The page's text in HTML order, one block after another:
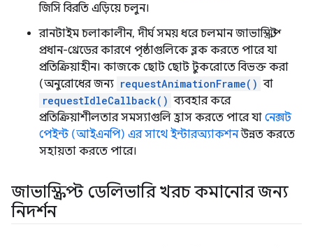
জিসি বিরতি এড়িয়ে চলুন।
রানটাইম চলাকালীন, দীর্ঘ সময় ধরে চলমান জাভাস্ক্রিপ্ট
প্রধান-থ্রেডের কারণে পৃষ্ঠাগুলিকে ব্লক করতে পারে যা
প্রতিক্রিয়াহীন। কাজকে ছোট ছোট টুকরোতে বিভক্ত করা
(অনুরোধের জন্য requestAnimationFrame() বা
requestIdleCallback() ব্যবহার করে
প্রতিক্রিয়াশীলতার সমস্যাগুলি হ্রাস করতে পারে যা নেক্সট
পেইন্ট (আইএনপি) এর সাথে ইন্টারঅ্যাকশনউন্নত করতে
সহায়তা করতে পারে।
জাভাস্ক্রিপ্ট ডেলিভারি খরচ কমানোর জন্য
নিদর্শন